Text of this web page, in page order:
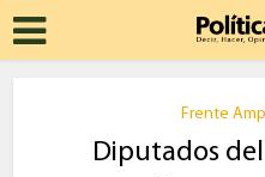
Frente
Diputados